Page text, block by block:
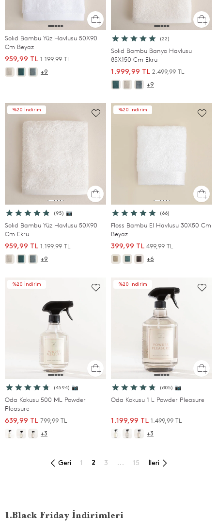
Solıd Bambu Yüz Havlusu 50X90
Cm Beyaz
959,99 TL 1.199,99 TL
+9
(22)
Solıd Bambu Banyo Havlusu
85X150 Cm Ekru
1.999,99 TL 2.499,99 TL
+9
%20 İndirim
(95) 📷
Solıd Bambu Yüz Havlusu 50X90
Cm Ekru
959,99 TL 1.199,99 TL
+9
%20 İndirim
(66)
Floss Bambu El Havlusu 30X50 Cm
Beyaz
399,99 TL 499,99 TL
+6
%20 İndirim
(4594) 📷
Oda Kokusu 500 ML Powder
Pleasure
639,99 TL 799,99 TL
+3
%20 İndirim
(805) 📷
Oda Kokusu 1 L Powder Pleasure
1.199,99 TL 1.499,99 TL
+3
Geri 1 2 3 ... 15 İleri
1.Black Friday İndirimleri